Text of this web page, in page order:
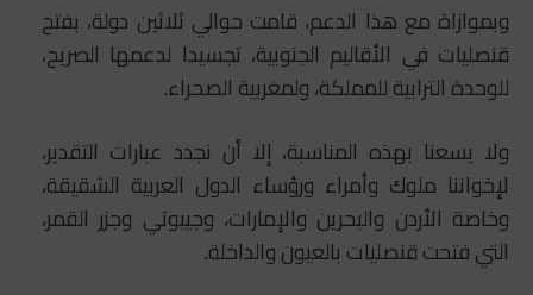
وبموازاة مع هذا الدعم، قامت حوالي ثلاثين دولة، بفتح
قنصليات في الأقاليم الجنوبية، تجسيدا لدعمها الصريح،
للوحدة الترابية للمملكة، ولمغربية الصحراء.
ولا يسعنا بهذه المناسبة، إلا أن نجدد عبارات التقدير،
لإخواننا ملوك وأمراء ورؤساء الدول العربية الشقيقة،
وخاصة الأردن والبحرين والإمارات، وجيبوتي وجزر القمر،
التي فتحت قنصليات بالعيون والداخلة.